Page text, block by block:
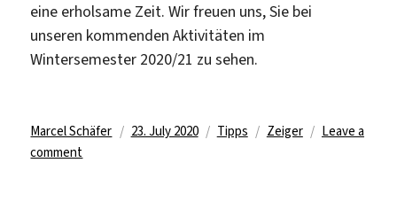
eine erholsame Zeit. Wir freuen uns, Sie bei
unseren kommenden Aktivitäten im
Wintersemester 2020/21 zu sehen.
Author
Marcel Schäfer
Posted
23. July 2020 Categories
Tipps Tags
Zeiger
Leave a
commenton